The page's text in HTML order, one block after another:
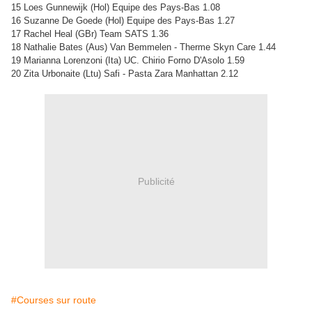
15 Loes Gunnewijk (Hol) Equipe des Pays-Bas 1.08
16 Suzanne De Goede (Hol) Equipe des Pays-Bas 1.27
17 Rachel Heal (GBr) Team SATS 1.36
18 Nathalie Bates (Aus) Van Bemmelen - Therme Skyn Care 1.44
19 Marianna Lorenzoni (Ita) UC. Chirio Forno D'Asolo 1.59
20 Zita Urbonaite (Ltu) Safi - Pasta Zara Manhattan 2.12
Publicité
#Courses sur route